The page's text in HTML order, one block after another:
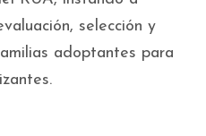
selección y
adoptantes para